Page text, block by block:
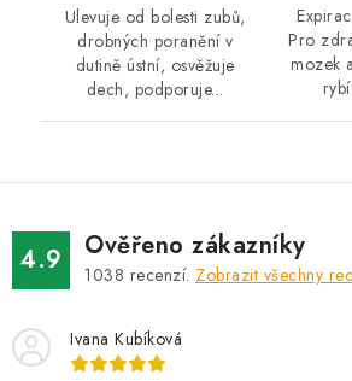
Ulevuje od bolesti zubů,
drobných poranění v
dutině ústní, osvěžuje
dech, podporuje...
Pro
mozek
4.9 Ověřeno zákazníky
1038 recenzí. Zobrazit všechny
Ivana Kubíková